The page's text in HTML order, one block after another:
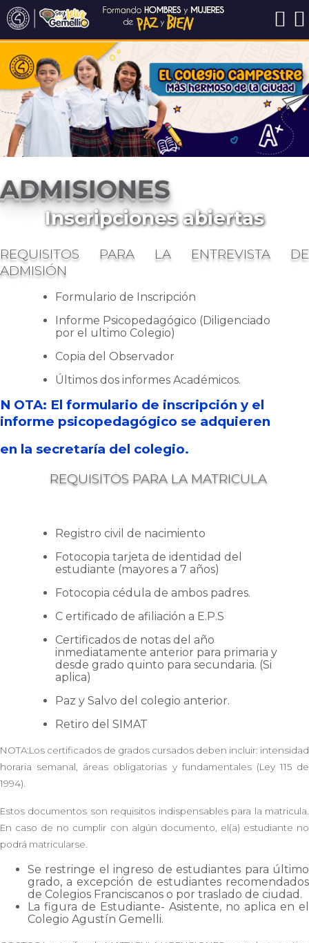
Inscripciones abiertas
ADMISIONES
REQUISITOS PARA LA ENTREVISTA DE
ADMISIÓN
Formulario de Inscripción
Informe Psicopedagógico (Diligenciado
por el ultimo Colegio)
Copia del Observador
Últimos dos informes Académicos.
N OTA: El formulario de inscripción y el
informe psicopedagógico se adquieren
en la secretaría del colegio.
REQUISITOS PARA LA MATRICULA
Registro civil de nacimiento
Fotocopia tarjeta de identidad del
estudiante (mayores a 7 años)
Fotocopia cédula de ambos padres.
C ertificado de afiliación a E.P.S
Certificados de notas del año
inmediatamente anterior para primaria y
desde grado quinto para secundaria. (Si
aplica)
Paz y Salvo del colegio anterior.
Retiro del SIMAT
NOTA:Los certificados de grados cursados deben incluir: intensidad
horaria semanal, áreas obligatorias y fundamentales (Ley 115 de
1994).
Estos documentos son requisitos indispensables para la matricula.
En caso de no cumplir con algún documento, el(a) estudiante no
podrá matricularse.
Se restringe el ingreso de estudiantes para último
grado, a excepción de estudiantes recomendados
de Colegios Franciscanos o por traslado de ciudad.
La figura de Estudiante- Asistente, no aplica en el
Colegio Agustín Gemelli.